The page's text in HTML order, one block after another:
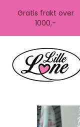
Gratis frakt over
1000,-